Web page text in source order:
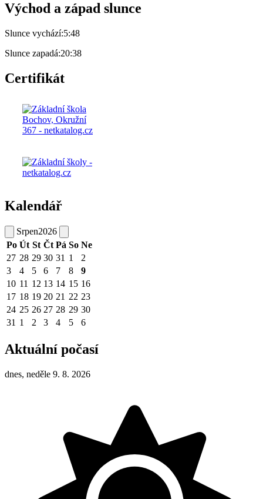
Východ a západ slunce
Slunce vychází:5:48
Slunce zapadá:20:38
Certifikát
Kalendář
Srpen2026
Po Út St Čt Pá So Ne
27 28 29 30 31 1
2
3
4 5 6 7 8
9
10 11 12 13 14 15 16
17 18 19 20 21 22 23
24 25 26 27 28 29 30
31 1 2 3 4 5 6
Aktuální počasí
dnes, neděle 9. 8. 2026